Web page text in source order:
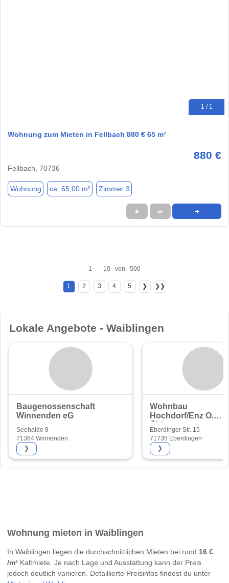
1 / 1
Wohnung zum Mieten in Fellbach 880 € 65 m²
880 €
Fellbach, 70736
Wohnung ca. 65,00 m² Zimmer 3
★ ➦ ➜
1 - 10 von 500
1 2 3 4 5 ❯ ❯❯
Lokale Angebote - Waiblingen
Baugenossenschaft
Winnenden eG
Seehalde 8
71364 Winnenden
❯
Wohnbau
Hochdorf/Enz O.
Öhler
Eberdinger Str. 15
71735 Eberdingen
❯
Wohnung mieten in Waiblingen
In Waiblingen liegen die durchschnittlichen Mieten bei rund 16 €
/m² Kaltmiete. Je nach Lage und Ausstattung kann der Preis
jedoch deutlich variieren. Detaillierte Preisinfos findest du unter